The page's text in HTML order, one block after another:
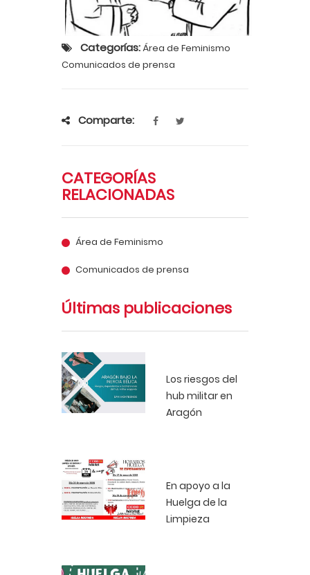
Categorías:Área de Feminismo
Comunicados de prensa
Comparte:
CATEGORÍAS
RELACIONADAS
Área de Feminismo
Comunicados de prensa
Últimas publicaciones
Los riesgos del
hub militar en
Aragón
En apoyo a la
Huelga de la
Limpieza